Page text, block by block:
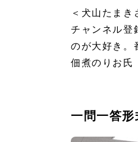
＜犬山たまき
チャンネル登
のが大好き。
佃煮のりお氏
一問一答形